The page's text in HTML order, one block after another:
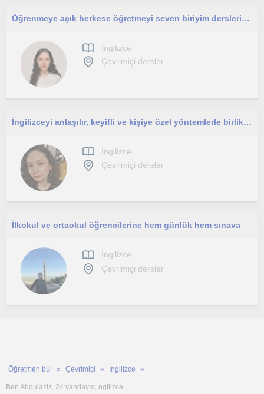
Öğrenmeye açık herkese öğretmeyi seven biriyim derslerimi c1 seviyesine kadar herkese verebilirim
Ingilizce
Çevrimiçi dersler
İngilizceyi anlaşılır, keyifli ve kişiye özel yöntemlerle birlikte öğrenelim.
Ingilizce
Çevrimiçi dersler
İlkokul ve ortaokul öğrencilerine hem günlük hem sınava
Ingilizce
Çevrimiçi dersler
Öğretmen bul Çevrimiçi Ingilizce
Ben Abdulaziz, 24 yandaym, ngilizce ...